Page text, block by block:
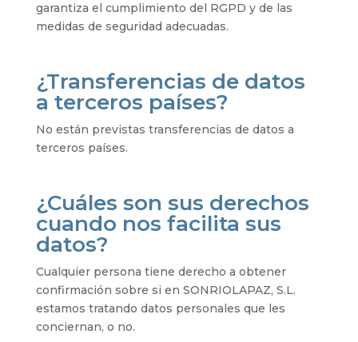
garantiza el cumplimiento del RGPD y de las
medidas de seguridad adecuadas.
¿Transferencias de datos
a terceros países?
No están previstas transferencias de datos a
terceros países.
¿Cuáles son sus derechos
cuando nos facilita sus
datos?
Cualquier persona tiene derecho a obtener
confirmación sobre si en SONRIOLAPAZ, S.L.
estamos tratando datos personales que les
conciernan, o no.